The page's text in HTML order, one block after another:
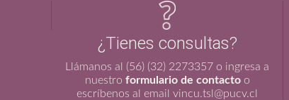
¿Tienes consultas?
Llámanos al (56) (32) 2273357 o ingresa a
nuestro formulario de contactoo
escríbenos al email vincu.tsl@pucv.cl